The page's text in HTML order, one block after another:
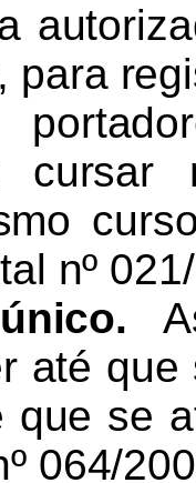
para
nº
até
que se
064/